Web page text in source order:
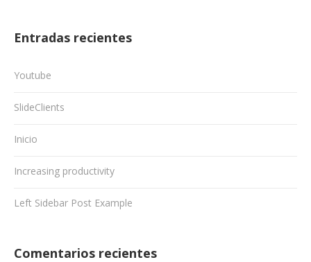
Entradas recientes
Youtube
SlideClients
Inicio
Increasing productivity
Left Sidebar Post Example
Comentarios recientes